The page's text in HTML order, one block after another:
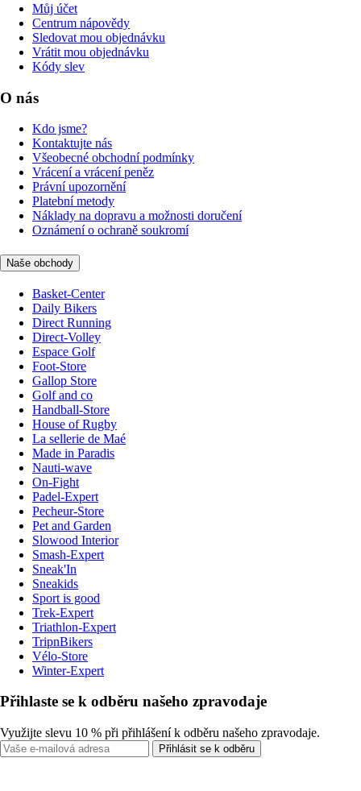
Můj účet
Centrum nápovědy
Sledovat mou objednávku
Vrátit mou objednávku
Kódy slev
O nás
Kdo jsme?
Kontaktujte nás
Všeobecné obchodní podmínky
Vrácení a vrácení peněz
Právní upozornění
Platební metody
Náklady na dopravu a možnosti doručení
Oznámení o ochraně soukromí
Naše obchody
Basket-Center
Daily Bikers
Direct Running
Direct-Volley
Espace Golf
Foot-Store
Gallop Store
Golf and co
Handball-Store
House of Rugby
La sellerie de Maé
Made in Paradis
Nauti-wave
On-Fight
Padel-Expert
Pecheur-Store
Pet and Garden
Slowood Interior
Smash-Expert
Sneak'In
Sneakids
Sport is good
Trek-Expert
Triathlon-Expert
TripnBikers
Vélo-Store
Winter-Expert
Přihlaste se k odběru našeho zpravodaje
Využijte slevu 10 % při přihlášení k odběru našeho zpravodaje.
Přihlásit se k odběru